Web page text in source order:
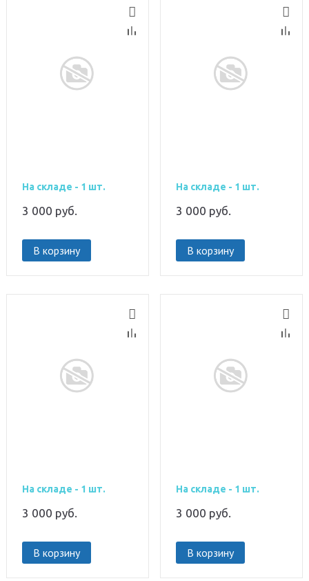
На складе - 1 шт.
3 000 руб.
В корзину
На складе - 1 шт.
3 000 руб.
В корзину
На складе - 1 шт.
3 000 руб.
В корзину
На складе - 1 шт.
3 000 руб.
В корзину